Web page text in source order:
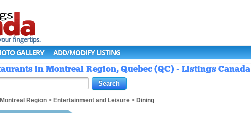
GALLERY ADD/MODIFY LISTING
in Montreal Region, Quebec (QC) - Listings Canada
Montreal Region > Entertainment and Leisure > Dining